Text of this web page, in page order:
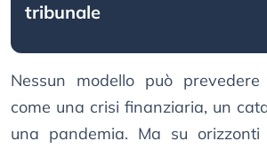
tribunale
Nessun modello può
come una crisi finanziaria, un
una pandemia. Ma su